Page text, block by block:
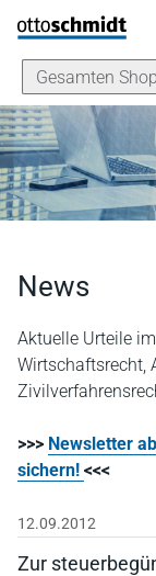
Direkt zum Inhalt
News
Aktuelle Urteile
Wirtschaftsrecht,
>>> Newsletter
sichern! <<<
12.09.2012
Zur